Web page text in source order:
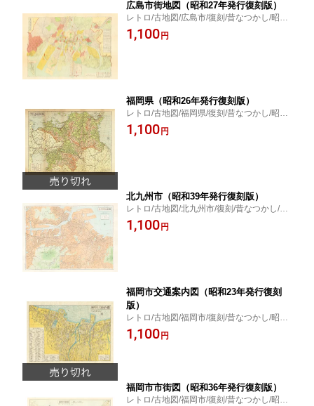
広島市街地図（昭和27年発行復刻版）
レトロ/古地図/広島市/復刻/昔なつかし/昭和
27年発行
1,100 円
福岡県（昭和26年発行復刻版）
レトロ/古地図/福岡県/復刻/昔なつかし/昭和
26年発行
1,100 円
北九州市（昭和39年発行復刻版）
レトロ/古地図/北九州市/復刻/昔なつかし/昭
和39年発行
1,100 円
福岡市交通案内図（昭和23年発行復刻
版）
レトロ/古地図/福岡市/復刻/昔なつかし/昭和
23年発行/NHK/ブラタモリ
1,100 円
福岡市市街図（昭和36年発行復刻版）
レトロ/古地図/福岡市/復刻/昔なつかし/昭和